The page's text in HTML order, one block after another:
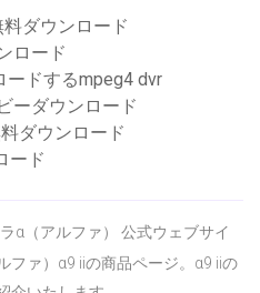
料ダウンロード
ロード
ードするmpeg4 dvr
ーダウンロード
ダウンロード
ード
α（アルファ） 公式ウェブサイ
ファ）α9 iiの商品ページ。α9 iiの